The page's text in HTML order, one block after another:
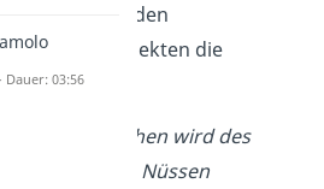
dir auch zu den
Objekten die
an:
Das Eichhörnchen wird des
Diebstahls von Nüssen
Dauer: 03:56